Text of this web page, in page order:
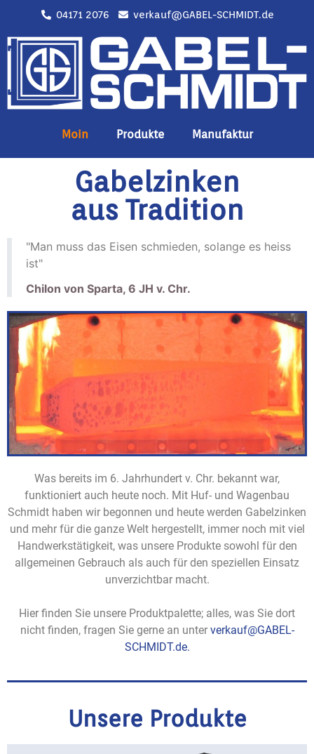
04171 2076 verkauf@GABEL-SCHMIDT.de
Moin Produkte Manufaktur
Gabelzinken
aus Tradition
"Man muss das Eisen schmieden, solange es heiss
ist"
Chilon von Sparta, 6 JH v. Chr.
Was bereits im 6. Jahrhundert v. Chr. bekannt war,
funktioniert auch heute noch. Mit Huf- und Wagenbau
Schmidt haben wir begonnen und heute werden Gabelzinken
und mehr für die ganze Welt hergestellt, immer noch mit viel
Handwerkstätigkeit, was unsere Produkte sowohl für den
allgemeinen Gebrauch als auch für den speziellen Einsatz
unverzichtbar macht.
Hier finden Sie unsere Produktpalette; alles, was Sie dort
nicht finden, fragen Sie gerne an unter verkauf@GABEL-
SCHMIDT.de.
Unsere Produkte